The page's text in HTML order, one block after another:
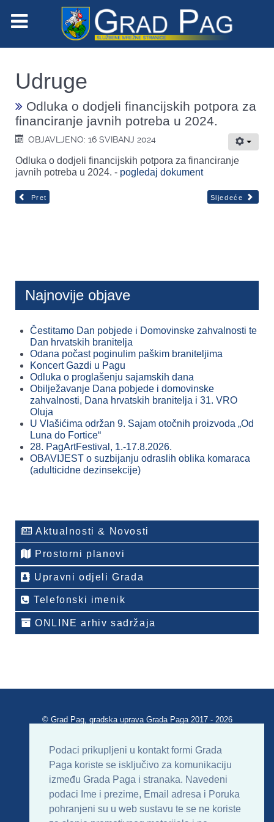
Podaci prikupljeni u kontakt formi Grada
Paga koriste se isključivo za komunikaciju
između Grada Paga i stranaka. Navedeni
podaci Ime i prezime, Email adresa i Poruka
pohranjeni su u web sustavu te se ne koriste
Udruge
Odluka o dodjeli financijskih potpora za
financiranje javnih potreba u 2024.
OBJAVLJENO: 16 SVIBANJ 2024
Odluka o dodjeli financijskih potpora za financiranje
javnih potreba u 2024. - pogledaj dokument
Pret Sljedeće
Najnovije objave
Čestitamo Dan pobjede i Domovinske zahvalnosti te
Dan hrvatskih branitelja
Odana počast poginulim paškim braniteljima
Koncert Gazdi u Pagu
Odluka o proglašenju sajamskih dana
Obilježavanje Dana pobjede i domovinske
zahvalnosti, Dana hrvatskih branitelja i 31. VRO
Oluja
U Vlašićima održan 9. Sajam otočnih proizvoda „Od
Luna do Fortice“
28. PagArtFestival, 1.-17.8.2026.
OBAVIJEST o suzbijanju odraslih oblika komaraca
(adulticidne dezinsekcije)
Aktualnosti & Novosti
Prostorni planovi
Upravni odjeli Grada
Telefonski imenik
ONLINE arhiv sadržaja
© Grad Pag, gradska uprava Grada Paga 2017 - 2026
Uvjeti korištenja Impressum
Kontakt
Sitemap
RSS